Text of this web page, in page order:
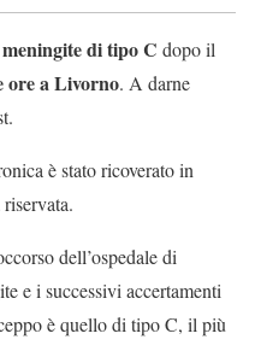
meningite di tipo C dopo il
ore a Livorno. A darne
è stato ricoverato in
dell’ospedale di
e i successivi accertamenti
è quello di tipo C, il più